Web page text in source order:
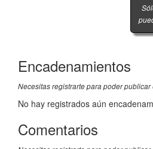
Encadenamientos
Necesitas registrarte para poder
No hay registrados aún
Comentarios